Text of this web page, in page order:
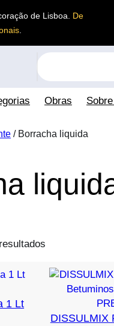
de Lisboa. De
S
e
a
h
Obras
/ Borracha liquida
1 Lt
DISSULMIX